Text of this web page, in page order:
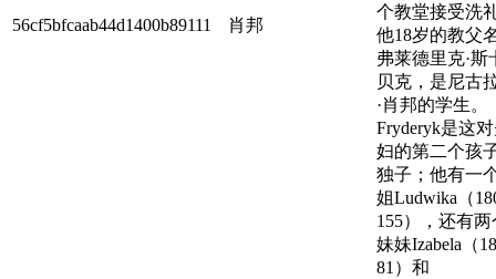
56cf5bfcaab44d1400b89111 肖邦
个教堂接受洗
他18岁的教父
弗莱德里克·斯
贝克，是尼古
·肖邦的学生。
Fryderyk是这
妇的第二个孩
独子；他有一
姐Ludwika（
155），还有两
妹妹Izabela（
81）和